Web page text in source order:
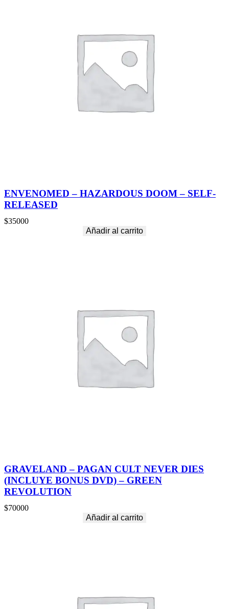
ENVENOMED – HAZARDOUS DOOM – SELF-
RELEASED
$35000
Añadir al carrito
GRAVELAND – PAGAN CULT NEVER DIES
(INCLUYE BONUS DVD) – GREEN
REVOLUTION
$70000
Añadir al carrito